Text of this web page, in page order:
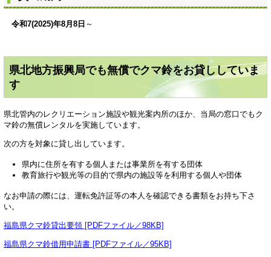
令和7(2025)年8月8日 ～
県北地方振興局でも無償でクマ鈴をお貸ししていま
す
県北管内のレクリエーション施設や観光案内所のほか、当局の窓口でもク
マ鈴の無償レンタルを実施しています。
次の方を対象に貸し出しています。
県内に住所を有する個人または事業所を有する団体
教育旅行や観光等の目的で県内の施設等を利用する個人や団体
なお申請の際には、運転免許証等の本人を確認できる書類をお持ち下さ
い。
福島県クマ鈴貸出要領 [PDFファイル／98KB]
福島県クマ鈴借用申請書 [PDFファイル／95KB]